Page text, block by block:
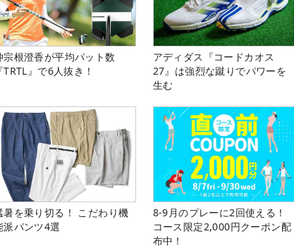
宗根澄香が平均パット数
『TRTL』で6人抜き！
アディダス『コードカオス
27』は強烈な蹴りでパワーを
生む
暑を乗り切る！ こだわり機
派パンツ4選
8-9月のプレーに2回使える！
コース限定2,000円クーポン配
布中！